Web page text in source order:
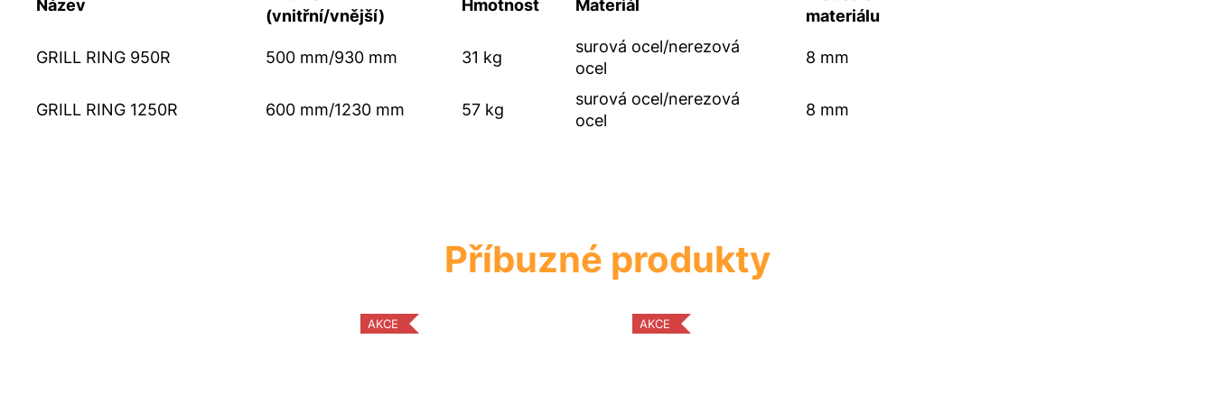
Název
(vnitřní/vnější)
Hmotnost Materiál
materiálu
GRILL RING 950R 500 mm/930 mm 31 kg
surová ocel/nerezová
ocel
8 mm
GRILL RING 1250R 600 mm/1230 mm 57 kg
surová ocel/nerezová
ocel
8 mm
AKCE AKCE